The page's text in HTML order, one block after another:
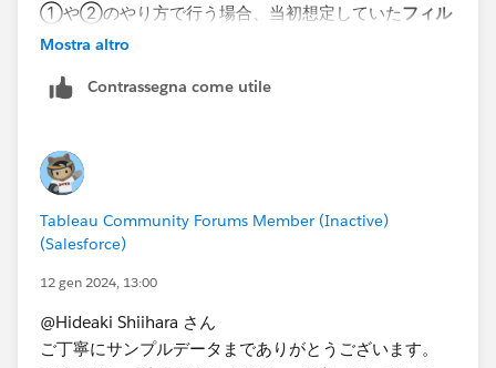
①や②のやり方で行う場合、当初​想定していたフィル
ター機能を用いて期間を絞りながら、棒グラフの変化を
計してその結果を表示する形になるという認識でよろし
データブレンドを使っていた理由が、条件を柔軟に変え
るためには結合前にその都度集計が必要になるため、
Tableau上で実装したいというものでした。上記に記載
しているやりたいことがTableauで実現することが難し
いということが分かれば、ご説明頂いたような方法で妥
らについて、教えていただくことは可能でしょうか。​
Mostra altro
Contrassegna come utile
Tableau Community Forums Member (Inactive)
(Salesforce)
12 gen 2024, 13:00
@Hideaki Shiihara さん
ご丁寧にサンプルデータまでありがとうございます。